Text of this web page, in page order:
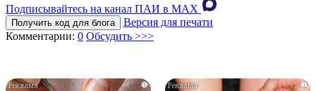
Подписывайтесь на канал ПАИ в MAХ
Получить код для блога
Версия для печати
Комментарии: 0 Обсудить >>>
i i